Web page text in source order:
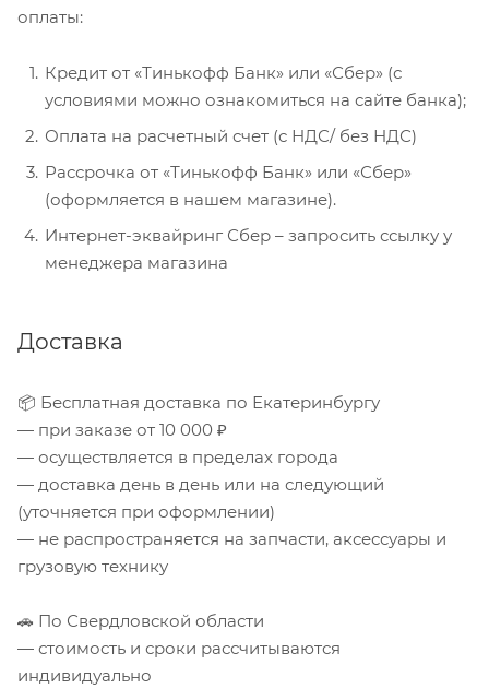
оплаты:
Кредит от «Тинькофф Банк» или «Сбер» (с
условиями можно ознакомиться на сайте банка);
Оплата на расчетный счет (с НДС/ без НДС)
Рассрочка от «Тинькофф Банк» или «Сбер»
(оформляется в нашем магазине).
Интернет-эквайринг Сбер – запросить ссылку у
менеджера магазина
Доставка
📦 Бесплатная доставка по Екатеринбургу
— при заказе от 10 000 ₽
— осуществляется в пределах города
— доставка день в день или на следующий
(уточняется при оформлении)
— не распространяется на запчасти, аксессуары и
грузовую технику
🚗 По Свердловской области
— стоимость и сроки рассчитываются
индивидуально